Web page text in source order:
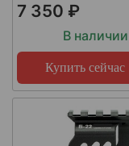
7 350 ₽
В наличии
Купить сейчас